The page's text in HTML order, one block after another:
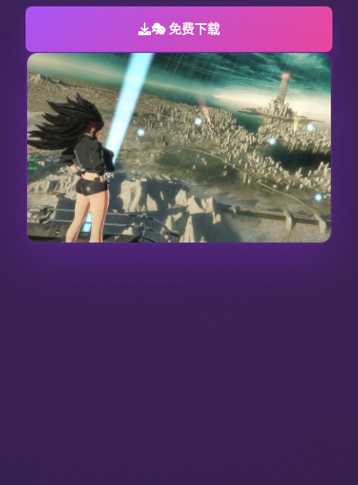
🎭 免费下载